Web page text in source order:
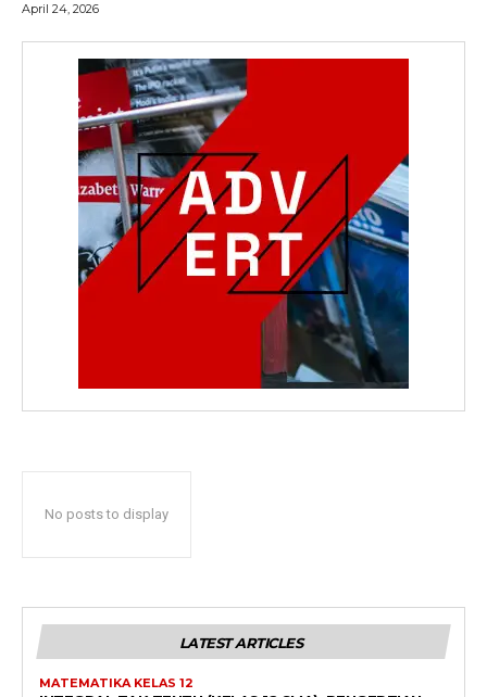
April 24, 2026
No posts to display
LATEST ARTICLES
MATEMATIKA KELAS 12